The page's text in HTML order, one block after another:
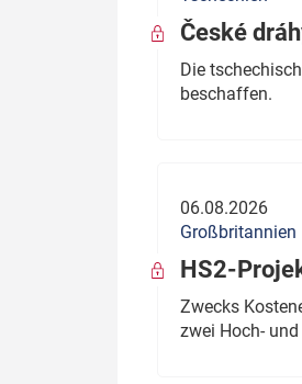
České
Die
beschaffen.
06.08.2026
Großbritannien
HS2-
Zwecks
zwei Hoch-